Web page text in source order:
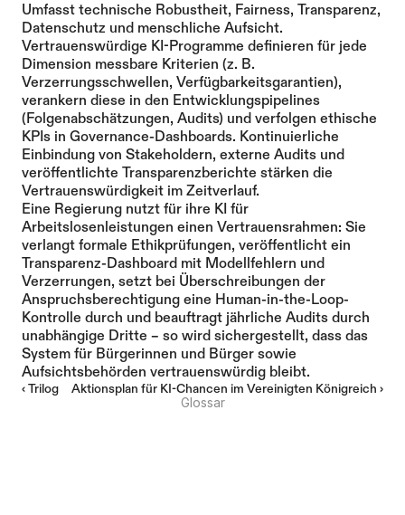
Umfasst technische Robustheit, Fairness, Transparenz,
Datenschutz und menschliche Aufsicht.
Vertrauenswürdige KI-Programme definieren für jede
Dimension messbare Kriterien (z. B.
Verzerrungsschwellen, Verfügbarkeitsgarantien),
verankern diese in den Entwicklungspipelines
(Folgenabschätzungen, Audits) und verfolgen ethische
KPIs in Governance-Dashboards. Kontinuierliche
Einbindung von Stakeholdern, externe Audits und
veröffentlichte Transparenzberichte stärken die
Vertrauenswürdigkeit im Zeitverlauf.
Eine Regierung nutzt für ihre KI für
Arbeitslosenleistungen einen Vertrauensrahmen: Sie
verlangt formale Ethikprüfungen, veröffentlicht ein
Transparenz-Dashboard mit Modellfehlern und
Verzerrungen, setzt bei Überschreibungen der
Anspruchsberechtigung eine Human-in-the-Loop-
Kontrolle durch und beauftragt jährliche Audits durch
unabhängige Dritte – so wird sichergestellt, dass das
System für Bürgerinnen und Bürger sowie
Aufsichtsbehörden vertrauenswürdig bleibt.
‹ Trilog Aktionsplan für KI-Chancen im Vereinigten Königreich ›
Glossar